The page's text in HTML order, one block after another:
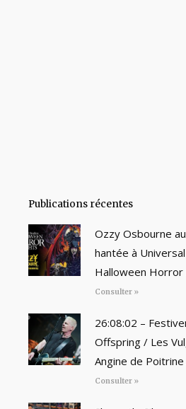
Publications récentes
Ozzy Osbourne
hantée à
Halloween Horror
Consulter »
26:08:02 –
Offspring / Les
Angine de
Consulter »